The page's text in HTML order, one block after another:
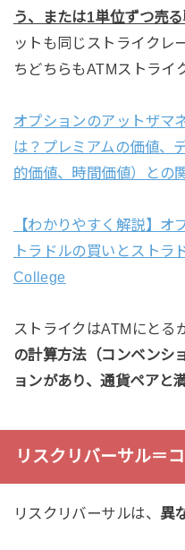
う、または1単位ずつ売
ットも同じストライクレ
ちどちらもATMストライ
オプションのアットザマ
は？プレミアムの価値、
的価値、時間価値）との
【わかりやすく解説】オ
トラドルの買いとストラ
College
ストライクはATMにとる
の計算方法（コンベンシ
ョンがあり、通貨ペアと
リスクリバーサル＝
リスクリバーサルは、 異